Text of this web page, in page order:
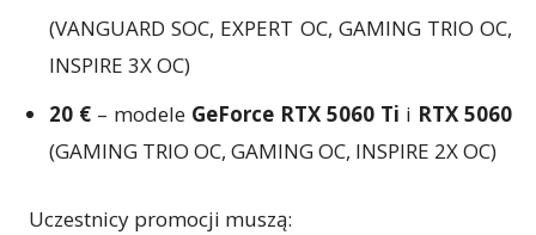
(VANGUARD SOC, EXPERT OC, GAMING TRIO OC,
INSPIRE 3X OC)
20 € – modele GeForce RTX 5060 Ti i RTX 5060
(GAMING TRIO OC, GAMING OC, INSPIRE 2X OC)
Uczestnicy promocji muszą: